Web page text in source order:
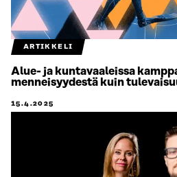
ARTIKKELI
Alue- ja kuntavaaleissa
menneisyydestä kuin
15.4.2025